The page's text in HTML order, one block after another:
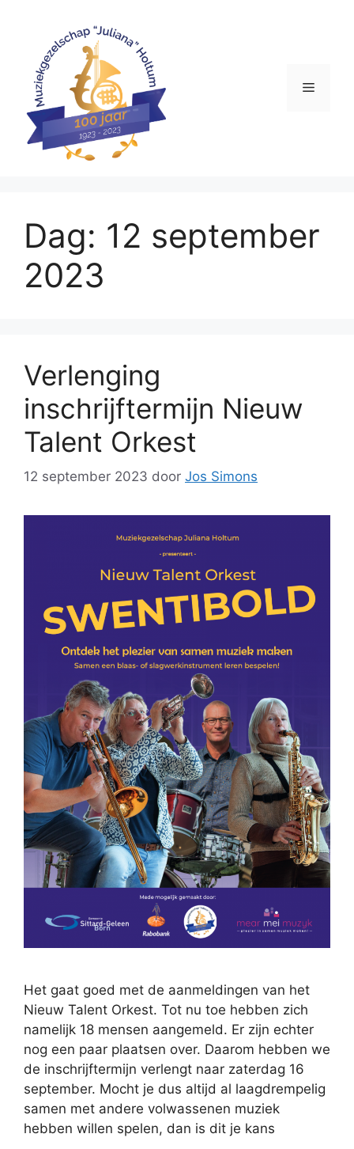
inhoud
Menu
Dag: 12 september
2023
Verlenging
inschrijftermijn Nieuw
Talent Orkest
12 september 2023 door Jos Simons
Het gaat goed met de aanmeldingen van het
Nieuw Talent Orkest. Tot nu toe hebben zich
namelijk 18 mensen aangemeld. Er zijn echter
nog een paar plaatsen over. Daarom hebben we
de inschrijftermijn verlengt naar zaterdag 16
september. Mocht je dus altijd al laagdrempelig
samen met andere volwassenen muziek
hebben willen spelen, dan is dit je kans